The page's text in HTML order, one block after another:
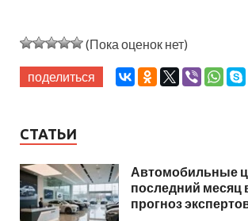
(Пока оценок нет)
поделиться
СТАТЬИ
Автомобильные
последний месяц
прогноз